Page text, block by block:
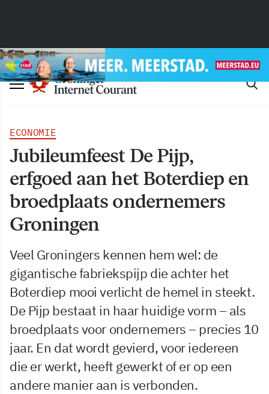
ECONOMIE
Jubileumfeest De Pijp,
erfgoed aan het Boterdiep en
broedplaats ondernemers
Groningen
Veel Groningers kennen hem wel: de
gigantische fabriekspijp die achter het
Boterdiep mooi verlicht de hemel in steekt.
De Pijp bestaat in haar huidige vorm – als
broedplaats voor ondernemers – precies 10
jaar. En dat wordt gevierd, voor iedereen
die er werkt, heeft gewerkt of er op een
andere manier aan is verbonden.